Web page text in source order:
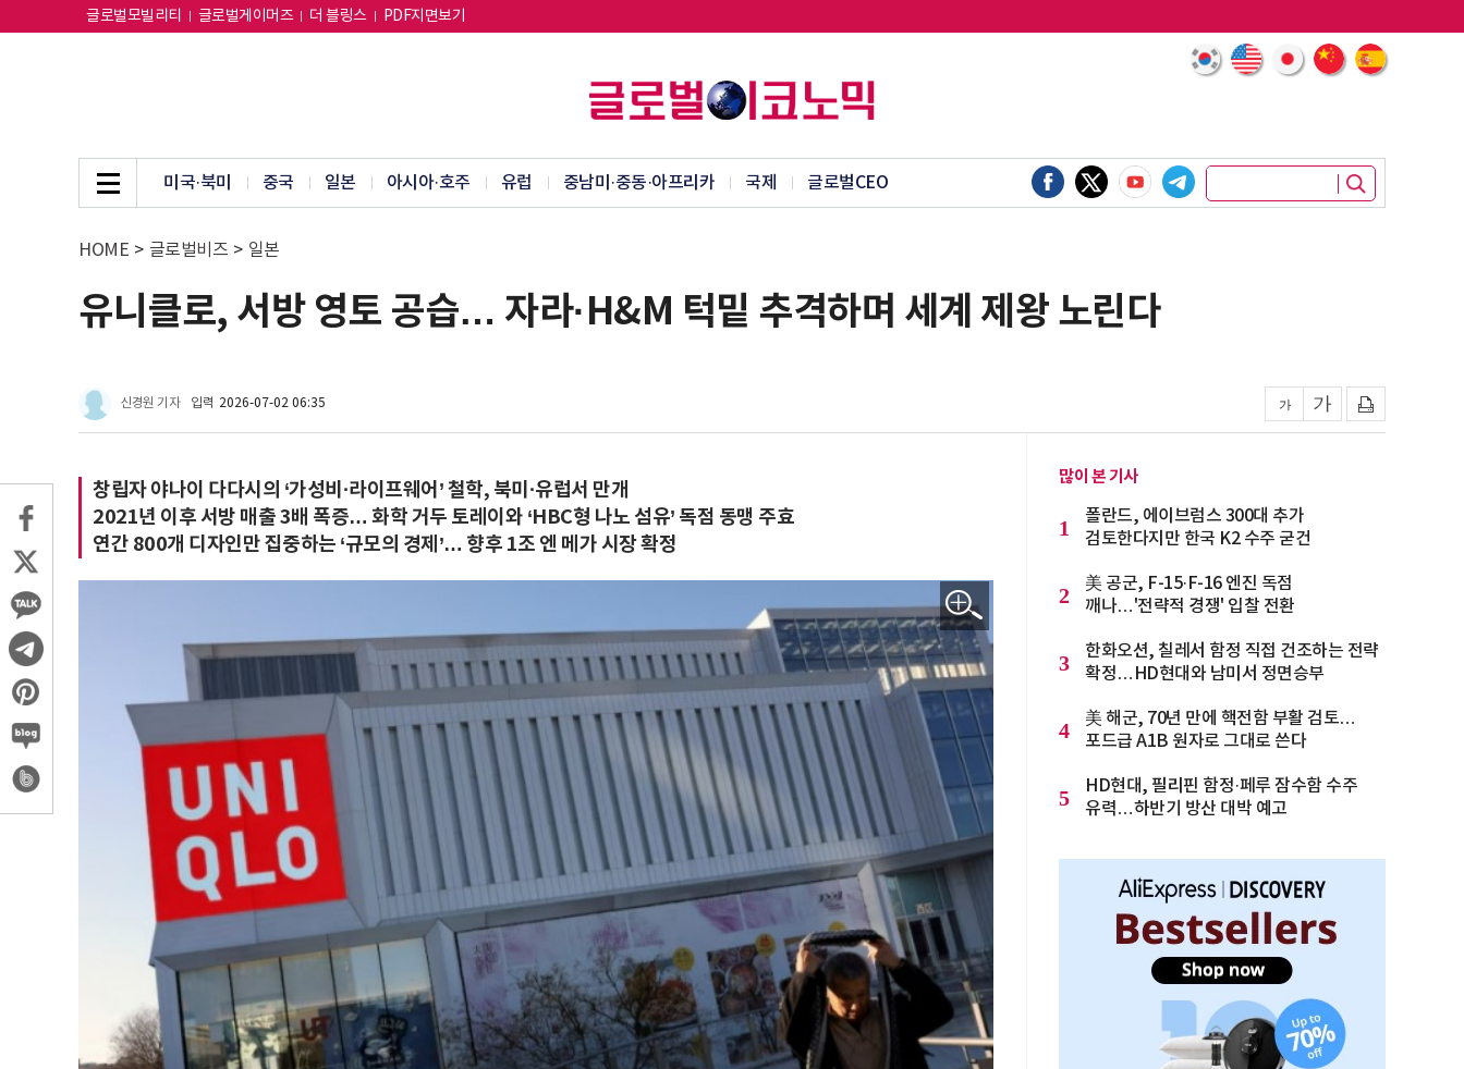
글로벌모빌리티 글로벌게이머즈 더 블링스 PDF지면보기
미국·북미 중국 일본 아시아·호주 유럽 중남미·중동·아프리카 국제 글로벌CEO
HOME > 글로벌비즈 > 일본
유니클로, 서방 영토 공습… 자라·H&M 턱밑 추격하며 세계 제왕 노린다
신경원 기자 입력 2026-07-02 06:35
창립자 야나이 다다시의 ‘가성비·라이프웨어’ 철학, 북미·유럽서 만개
2021년 이후 서방 매출 3배 폭증… 화학 거두 토레이와 ‘HBC형 나노 섬유’ 독점 동맹 주효
연간 800개 디자인만 집중하는 ‘규모의 경제’… 향후 1조 엔 메가 시장 확정
많이 본 기사
1
폴란드, 에이브럼스 300대 추가
검토한다지만 한국 K2 수주 굳건
2
美 공군, F-15·F-16 엔진 독점
깨나…'전략적 경쟁' 입찰 전환
3
한화오션, 칠레서 함정 직접 건조하는 전략
확정…HD현대와 남미서 정면승부
4
美 해군, 70년 만에 핵전함 부활 검토…
포드급 A1B 원자로 그대로 쓴다
5
HD현대, 필리핀 함정·페루 잠수함 수주
유력…하반기 방산 대박 예고